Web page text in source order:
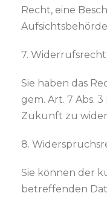
Recht, eine
7. Widerrufsrecht
Sie haben das
gem. Art. 7 Abs.
Zukunft zu
8.
Sie können der
betreffenden